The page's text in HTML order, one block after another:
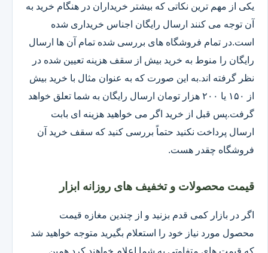
یکی از مهم ترین نکاتی که بیشتر خریداران در هنگام خرید به
آن توجه می کنند ارسال رایگان اجناس خریداری شده
است.در تمام فروشگاه های بررسی شده تمام آن ها ارسال
رایگان را منوط به خرید بیش از سقف هزینه تعیین شده در
نظر گرفته اند.به این صورت که به عنوان مثال با خرید بیش
از ۱۵۰ یا ۲۰۰ هزار تومان ارسال رایگان به شما تعلق خواهد
گرفت.پس قبل از خرید اگر می خواهید هزینه ای بابت
ارسال پرداخت نکنید حتماً بررسی کنید که سقف خرید آن
فروشگاه چقدر هست.
قیمت محصولات و تخفیف های روزانه ابزار
اگر در بازار کمی قدم بزنید و از چندین مغازه قیمت
محصول مورد نیاز خود را استعلام بگیرید متوجه خواهید شد
که قیمت های متفاوتی به شما اعلام خواهند کرد همین